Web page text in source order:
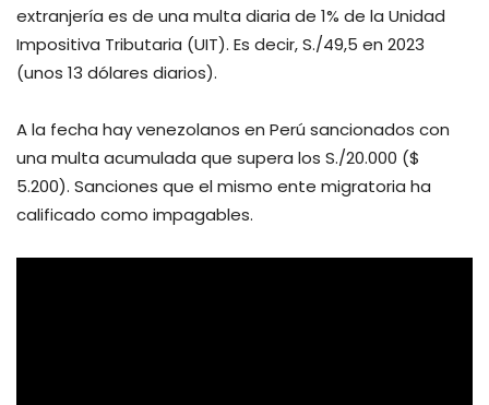
extranjería es de una multa diaria de 1% de la Unidad
Impositiva Tributaria (UIT). Es decir, S./49,5 en 2023
(unos 13 dólares diarios).
A la fecha hay venezolanos en Perú sancionados con
una multa acumulada que supera los S./20.000 ($
5.200). Sanciones que el mismo ente migratoria ha
calificado como impagables.